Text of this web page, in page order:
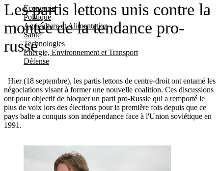
Economie
Politique
Agriculture et Alimentation
Santé
Technologies
Energie, Environnement et Transport
Défense
Les partis lettons unis contre la
montée de la tendance pro-
russe
Hier (18 septembre), les partis lettons de centre-droit ont entamé les
négociations visant à former une nouvelle coalition. Ces discussions
ont pour objectif de bloquer un parti pro-Russie qui a remporté le
plus de voix lors des élections pour la première fois depuis que ce
pays balte a conquis son indépendance face à l'Union soviétique en
1991.